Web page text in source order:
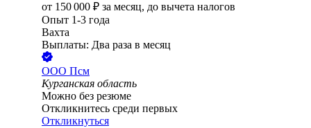
от 150 000 ₽ за месяц, до вычета налогов
Опыт 1-3 года
Вахта
Выплаты: Два раза в месяц
ООО Псм
Курганская область
Можно без резюме
Откликнитесь среди первых
Откликнуться